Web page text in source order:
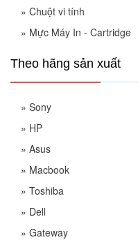
» Chuột vi tính
» Mực Máy In - Cartridge
Theo hãng sản xuất
» Sony
» HP
» Asus
» Macbook
» Toshiba
» Dell
» Gateway